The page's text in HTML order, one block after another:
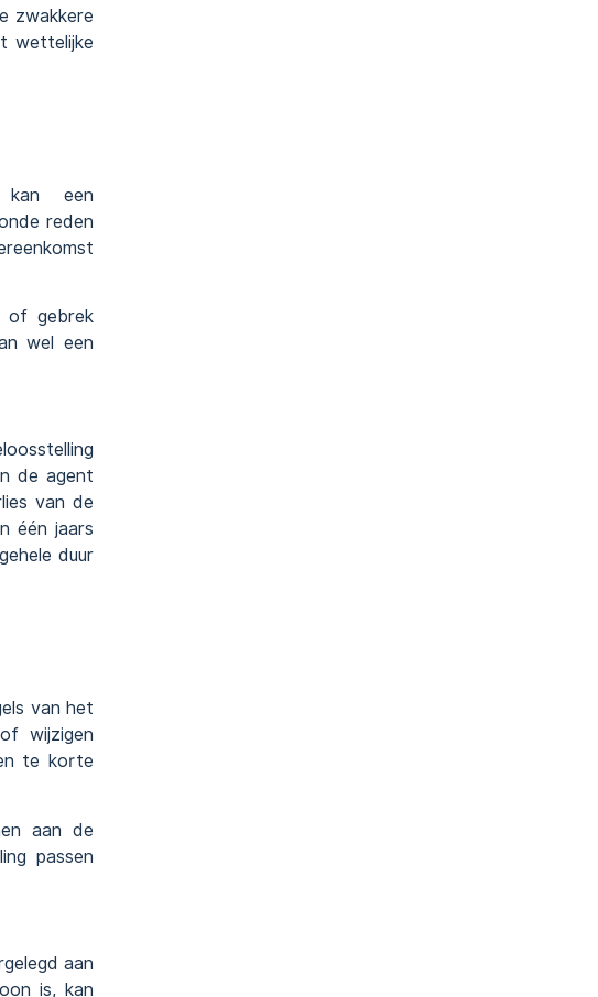
zwakkere
wettelijke
kan een
reden
of gebrek
wel een
de agent
van de
één jaars
duur
van het
wijzigen
te korte
aan de
passen
aan
is, kan